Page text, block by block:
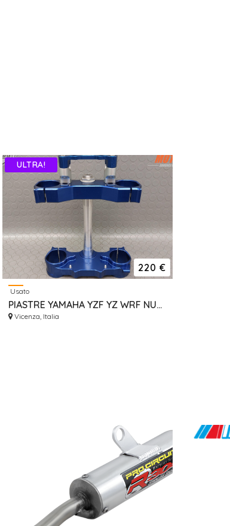
220 €
ULTRA!
Usato
PIASTRE YAMAHA YZF YZ WRF NUOVE ERGAL GECO RISER
Vicenza, Italia